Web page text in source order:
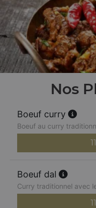
Nos
Boeuf curry
Boeuf au curry
Boeuf dal
Curry traditionnel avec